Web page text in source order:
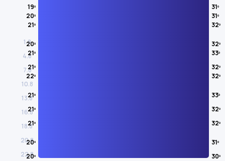
19º 31º
1.8
20º 31º
4.8
21º 32º
7.8
20º 32º
10.8
21º 33º
13.8
21º 32º
16.8
22º 32º
18.8
21º 33º
20.8
21º 32º
22.8
21º 32º
20º 31º
20º 30º